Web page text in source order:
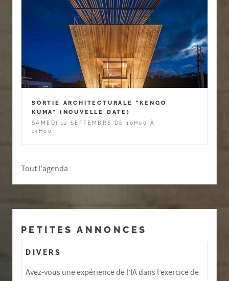
SORTIE ARCHITECTURALE "KENGO
KUMA" (NOUVELLE DATE)
SAMEDI 12 SEPTEMBRE DE 10H00 À
14H00
Tout l'agenda
PETITES ANNONCES
DIVERS
Avez-vous une expérience de l’IA dans l’exercice de